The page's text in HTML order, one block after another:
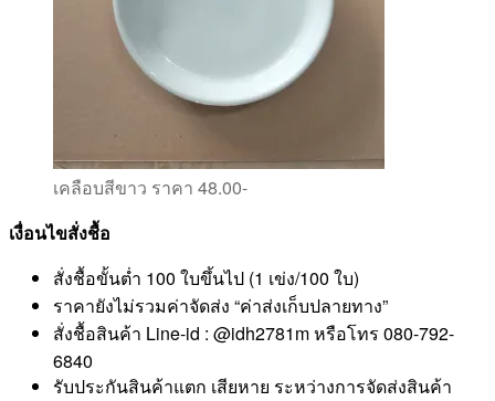
เคลือบสีขาว ราคา 48.00-
เงื่อนไขสั่งชื้อ
สั่งชื้อขั้นต่ำ 100 ใบขึ้นไป (1 เข่ง/100 ใบ)
ราคายังไม่รวมค่าจัดส่ง “ค่าส่งเก็บปลายทาง”
สั่งชื้อสินค้า Line-id : @idh2781m หรือโทร 080-792-
6840
รับประกันสินค้าแตก เสียหาย ระหว่างการจัดส่งสินค้า